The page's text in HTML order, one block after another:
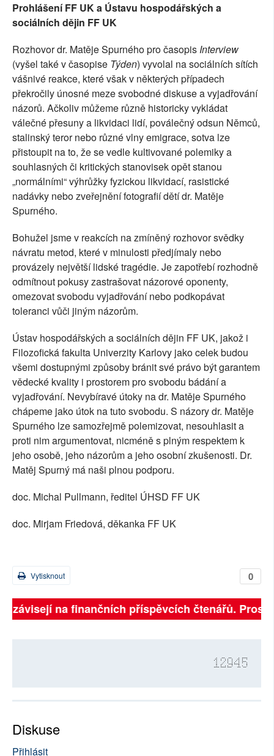
PLNÁ VERZE STRÁNEK
Prohlášení FF UK a Ústavu hospodářských a
sociálních dějin FF UK
Rozhovor dr. Matěje Spurného pro časopis Interview
(vyšel také v časopise Týden) vyvolal na sociálních sítích
vášnivé reakce, které však v některých případech
překročily únosné meze svobodné diskuse a vyjadřování
názorů. Ačkoliv můžeme různě historicky vykládat
válečné přesuny a likvidaci lidí, poválečný odsun Němců,
stalinský teror nebo různé vlny emigrace, sotva lze
přistoupit na to, že se vedle kultivované polemiky a
souhlasných či kritických stanovisek opět stanou
„normálními“ výhrůžky fyzickou likvidací, rasistické
nadávky nebo zveřejnění fotografií dětí dr. Matěje
Spurného.
Bohužel jsme v reakcích na zmíněný rozhovor svědky
návratu metod, které v minulosti předjímaly nebo
provázely největší lidské tragédie. Je zapotřebí rozhodně
odmítnout pokusy zastrašovat názorové oponenty,
omezovat svobodu vyjadřování nebo podkopávat
toleranci vůči jiným názorům.
Ústav hospodářských a sociálních dějin FF UK, jakož i
Filozofická fakulta Univerzity Karlovy jako celek budou
všemi dostupnými způsoby bránit své právo být garantem
vědecké kvality i prostorem pro svobodu bádání a
vyjadřování. Nevybíravé útoky na dr. Matěje Spurného
chápeme jako útok na tuto svobodu. S názory dr. Matěje
Spurného lze samozřejmě polemizovat, nesouhlasit a
proti nim argumentovat, nicméně s plným respektem k
jeho osobě, jeho názorům a jeho osobní zkušenosti. Dr.
Matěj Spurný má naši plnou podporu.
doc. Michal Pullmann, ředitel ÚHSD FF UK
doc. Mirjam Friedová, děkanka FF UK
0
Vytisknout
závisejí na finančních příspěvcích čtenářů.
12945
Diskuse
Přihlásit